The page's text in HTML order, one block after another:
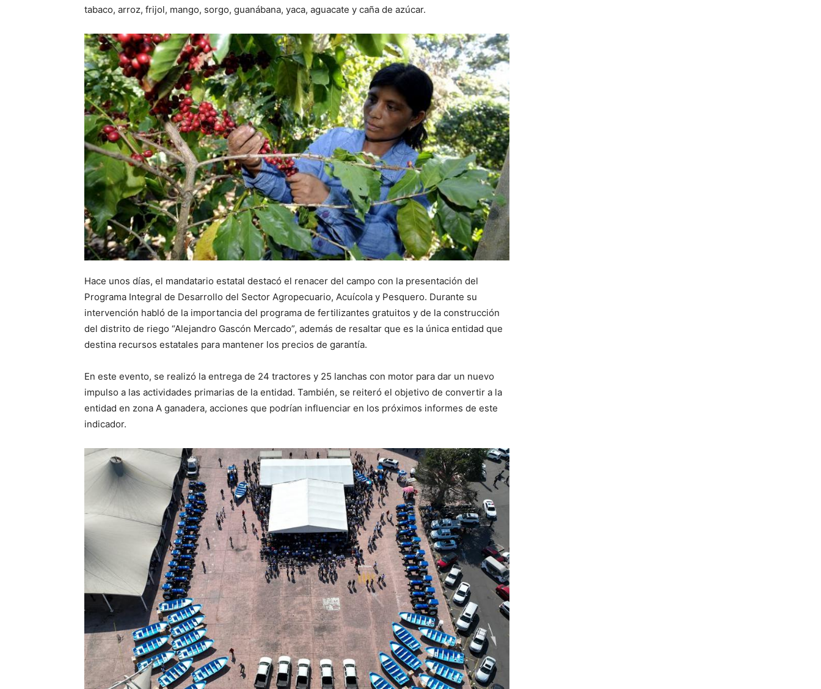
tabaco, arroz, frijol, mango, sorgo, guanábana, yaca, aguacate y caña de azúcar.
Hace unos días, el mandatario estatal destacó el renacer del campo con la presentación del
Programa Integral de Desarrollo del Sector Agropecuario, Acuícola y Pesquero. Durante su
intervención habló de la importancia del programa de fertilizantes gratuitos y de la construcción
del distrito de riego “Alejandro Gascón Mercado”, además de resaltar que es la única entidad que
destina recursos estatales para mantener los precios de garantía.
En este evento, se realizó la entrega de 24 tractores y 25 lanchas con motor para dar un nuevo
impulso a las actividades primarias de la entidad. También, se reiteró el objetivo de convertir a la
entidad en zona A ganadera, acciones que podrían influenciar en los próximos informes de este
indicador.